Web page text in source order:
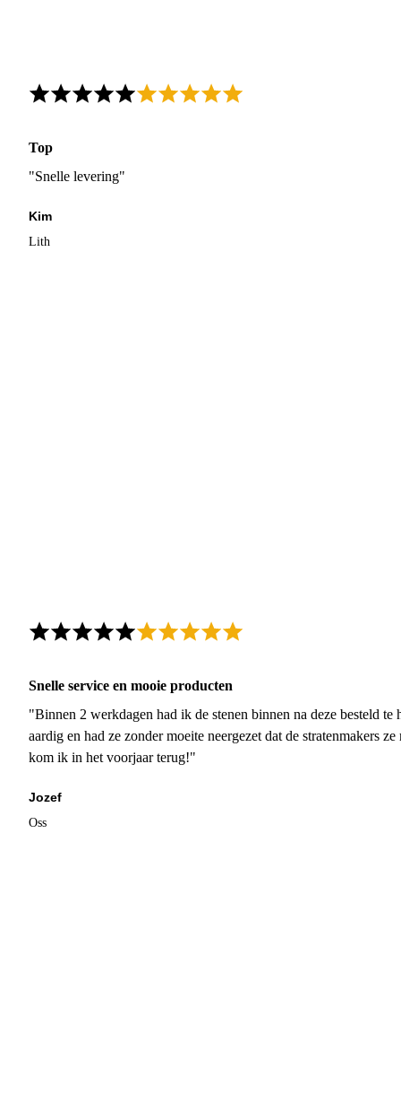
Top
"Snelle levering"
Kim
Lith
Snelle service en mooie producten
"Binnen 2 werkdagen had ik de stenen binnen na deze besteld
aardig en had ze zonder moeite neergezet dat de stratenmakers
kom ik in het voorjaar terug!"
Jozef
Oss